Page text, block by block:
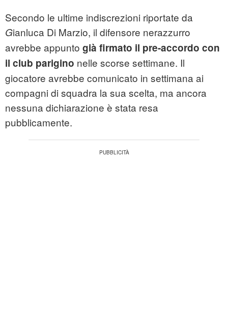
Secondo le ultime indiscrezioni riportate da
Gianluca Di Marzio, il difensore nerazzurro
avrebbe appunto già firmato il pre-accordo con
il club parigino nelle scorse settimane. Il
giocatore avrebbe comunicato in settimana ai
compagni di squadra la sua scelta, ma ancora
nessuna dichiarazione è stata resa
pubblicamente.